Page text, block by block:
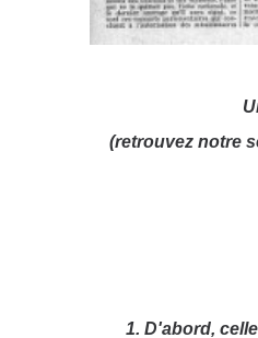
(retrouvez notre
1. D'abord,